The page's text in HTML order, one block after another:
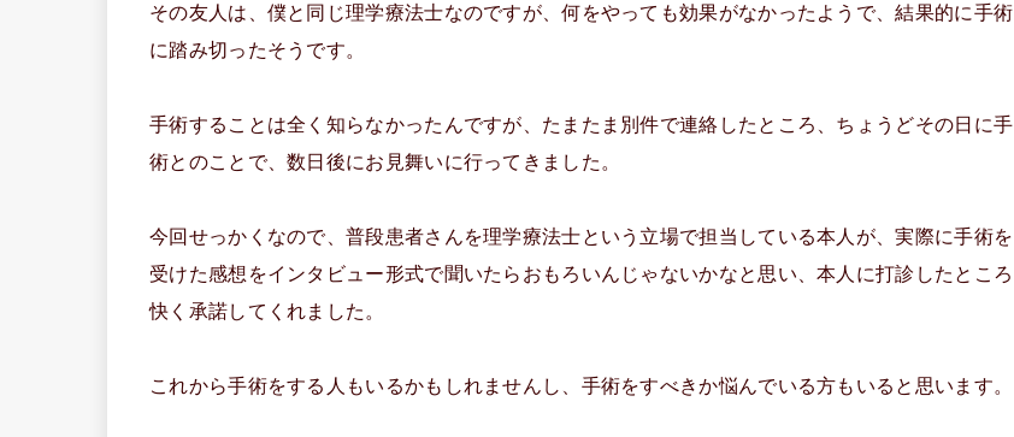
その友人は、僕と同じ理学療法士なのですが、何をやっても効果がなかったようで、結果的に手術
に踏み切ったそうです。
手術することは全く知らなかったんですが、たまたま別件で連絡したところ、ちょうどその日に手
術とのことで、数日後にお見舞いに行ってきました。
今回せっかくなので、普段患者さんを理学療法士という立場で担当している本人が、実際に手術を
受けた感想をインタビュー形式で聞いたらおもろいんじゃないかなと思い、本人に打診したところ
快く承諾してくれました。
これから手術をする人もいるかもしれませんし、手術をすべきか悩んでいる方もいると思います。